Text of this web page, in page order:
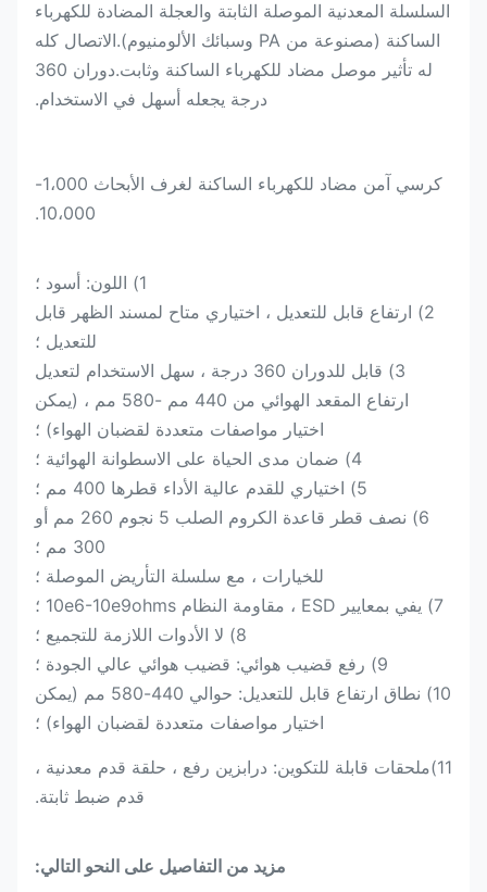
السلسلة المعدنية الموصلة الثابتة والعجلة المضادة للكهرباء
الساكنة (مصنوعة من PA وسبائك الألومنيوم).الاتصال كله
له تأثير موصل مضاد للكهرباء الساكنة وثابت.دوران 360
درجة يجعله أسهل في الاستخدام.
كرسي آمن مضاد للكهرباء الساكنة لغرف الأبحاث 1،000-
10،000.
1) اللون: أسود ؛
2) ارتفاع قابل للتعديل ، اختياري متاح لمسند الظهر قابل
للتعديل ؛
3) قابل للدوران 360 درجة ، سهل الاستخدام لتعديل
ارتفاع المقعد الهوائي من 440 مم -580 مم ، (يمكن
اختيار مواصفات متعددة لقضبان الهواء) ؛
4) ضمان مدى الحياة على الاسطوانة الهوائية ؛
5) اختياري للقدم عالية الأداء قطرها 400 مم ؛
6) نصف قطر قاعدة الكروم الصلب 5 نجوم 260 مم أو
300 مم ؛
للخيارات ، مع سلسلة التأريض الموصلة ؛
7) يفي بمعايير ESD ، مقاومة النظام 10e6-10e9ohms ؛
8) لا الأدوات اللازمة للتجميع ؛
9) رفع قضيب هوائي: قضيب هوائي عالي الجودة ؛
10) نطاق ارتفاع قابل للتعديل: حوالي 440-580 مم (يمكن
اختيار مواصفات متعددة لقضبان الهواء) ؛
11) ملحقات قابلة للتكوين: درابزين رفع ، حلقة قدم معدنية ،
قدم ضبط ثابتة.
مزيد من التفاصيل على النحو التالي: